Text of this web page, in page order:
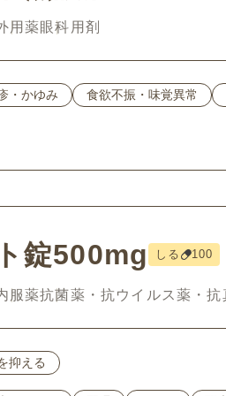
用薬眼科用剤
・かゆみ 食欲不振・味覚異常
錠500mg しる 100
服薬抗菌薬・抗ウイルス薬・抗
抑える